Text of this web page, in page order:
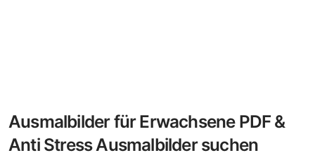
Ausmalbilder für Erwachsene PDF &
Anti Stress Ausmalbilder suchen